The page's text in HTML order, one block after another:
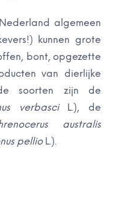
algemeen
kunnen grote
bont, opgezette
van dierlijke
soorten zijn de
verbasciL.), de
australis
pellioL.).